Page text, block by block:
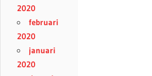
2020
februari
2020
januari
2020